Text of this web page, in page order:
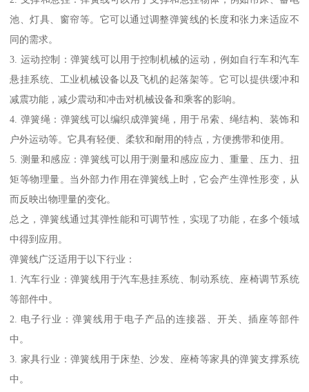
池、灯具、窗帘等。它可以通过调整弹簧线的长度和张力来适应不
同的需求。
3. 运动控制：弹簧线可以用于控制机械的运动，例如自行车和汽车
悬挂系统、工业机械设备以及飞机的起落架等。它可以提供缓冲和
减震功能，减少震动和冲击对机械设备和乘客的影响。
4. 弹簧绳：弹簧线可以编织成弹簧绳，用于吊索、绳结构、装饰和
户外运动等。它具有轻便、柔软和耐用的特点，方便携带和使用。
5. 测量和感应：弹簧线可以用于测量和感应应力、重量、压力、扭
矩等物理量。当外部力作用在弹簧线上时，它会产生弹性形变，从
而反映出物理量的变化。
总之，弹簧线通过其弹性能和可调节性，实现了功能，在多个领域
中得到应用。
弹簧线广泛适用于以下行业：
1. 汽车行业：弹簧线用于汽车悬挂系统、制动系统、座椅调节系统
等部件中。
2. 电子行业：弹簧线用于电子产品的连接器、开关、插座等部件
中。
3. 家具行业：弹簧线用于床垫、沙发、座椅等家具的弹簧支撑系统
中。